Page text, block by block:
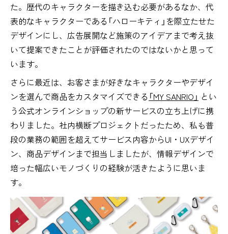
た。歴代のキャラクターを描き込む必要があるなか、代
表的なキャラクターである「ハローキティ」を際立たせた
デザインにし、広告展開など施策のアイデアまで考え抜
いて提案できたことが評価されたのではないかと思って
います。
さらに最近は、お客さまが好きなキャラクターやデザイ
ンを選んで商品をカスタマイズできる 「MY SANRIO」 とい
う公式オンラインショップの新サービスの立ち上げに携
わりました。社内横断プロジェクトだったため、私も普
段の業務の範囲を超えてサービス内容からUI・UXデザイ
ン、商品デザインまで担当しましたが、情報デザインで
培った幅広いモノづくりの経験が活きたように思いま
す。